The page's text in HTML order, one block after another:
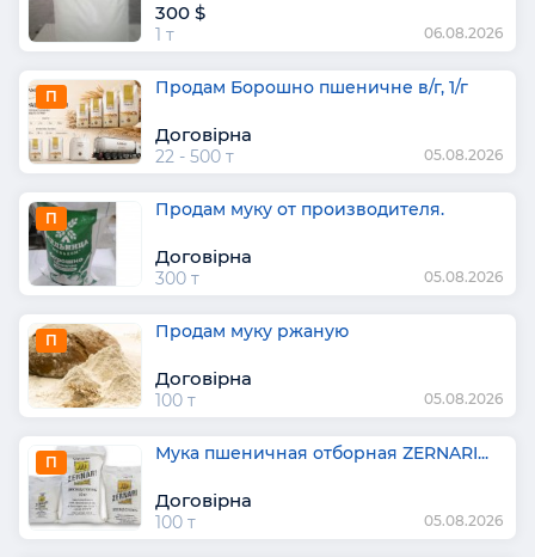
300 $
1 т 06.08.2026
П Продам Борошно пшеничне в/г, 1/г
Договірна
22 - 500 т 05.08.2026
П Продам муку от производителя.
Договірна
300 т 05.08.2026
П Продам муку ржаную
Договірна
100 т 05.08.2026
П Мука пшеничная отборная ZERNARI...
Договірна
100 т 05.08.2026